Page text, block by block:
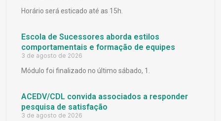
Horário será esticado até as 15h.
Escola de Sucessores aborda estilos
comportamentais e formação de equipes
3 de agosto de 2026
Módulo foi finalizado no último sábado, 1.
ACEDV/CDL convida associados a responder
pesquisa de satisfação
3 de agosto de 2026